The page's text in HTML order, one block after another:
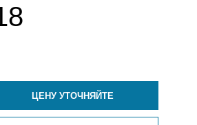
ЦЕНУ УТОЧНЯЙТЕ